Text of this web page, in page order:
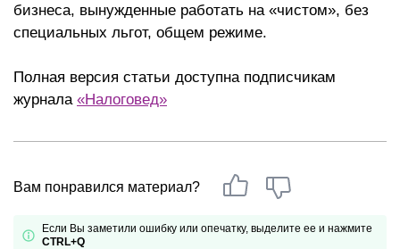
бизнеса, вынужденные работать на «чистом», без
специальных льгот, общем режиме.
Полная версия статьи доступна подписчикам
журнала «Налоговед»
Вам понравился материал?
Если Вы заметили ошибку или опечатку, выделите ее и нажмите
CTRL+Q